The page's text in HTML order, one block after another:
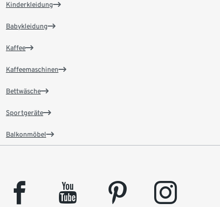
Kinderkleidung
Babykleidung
Kaffee
Kaffeemaschinen
Bettwäsche
Sportgeräte
Balkonmöbel
facebook youtube pinterest instagram